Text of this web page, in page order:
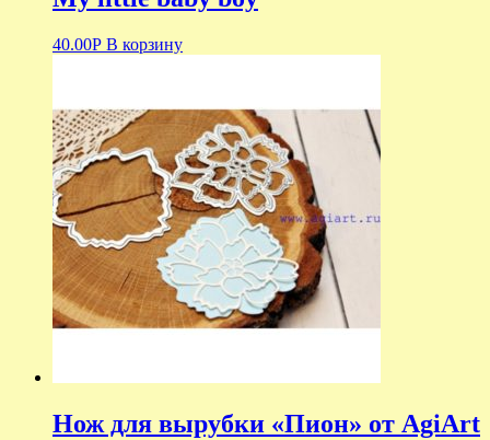
40.00Р В корзину
Нож для вырубки «Пион» от AgiArt